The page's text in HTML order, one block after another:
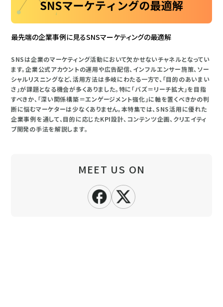
最先端の企業事例に見るSNSマーケティングの最適解
SNSは企業のマーケティング活動において欠かせないチャネルとなってい
ます。企業公式アカウントの運用や広告配信、インフルエンサー施策、ソー
シャルリスニングなど、活用方法は多岐にわたる一方で、「目的のあいまい
さ」が課題となる機会が多くありました。特に「バズ＝リーチ拡大」を目指
すべきか、「深い関係構築＝エンゲージメント強化」に軸を置くべきかの判
断に悩むマーケターは少なくありません。本特集では、SNS活用に優れた
企業事例を通して、目的に応じたKPI設計、コンテンツ企画、クリエイティ
ブ開発の手法を解説します。
MEET US ON